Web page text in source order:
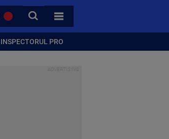
CAUTA
TOATE CATEGORIILE
INSPECTORUL PRO